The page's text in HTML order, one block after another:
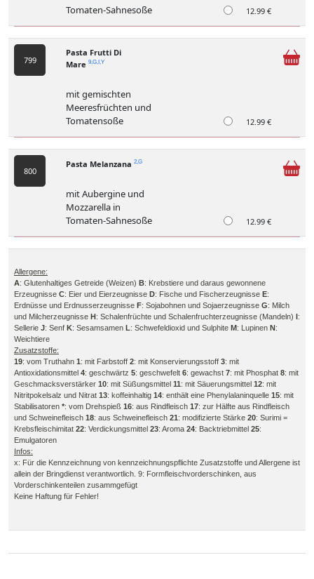
Tomaten-Sahnesoße
12.99 €
799
Pasta Frutti Di
Mare 9,G,I,Y
mit gemischten
Meeresfrüchten und
Tomatensoße
12.99 €
800
Pasta Melanzana 2,G
mit Aubergine und
Mozzarella in
Tomaten-Sahnesoße
12.99 €
Allergene:
A: Glutenhaltiges Getreide (Weizen) B: Krebstiere und daraus gewonnene
Erzeugnisse C: Eier und Eierzeugnisse D: Fische und Fischerzeugnisse E:
Erdnüsse und Erdnusserzeugnisse F: Sojabohnen und Sojaerzeugnisse G: Milch
und Milcherzeugnisse H: Schalenfrüchte und Schalenfruchterzeugnisse (Mandeln) I:
Sellerie J: Senf K: Sesamsamen L: Schwefeldioxid und Sulphite M: Lupinen N:
Weichtiere
Zusatzstoffe:
19: vom Truthahn 1: mit Farbstoff 2: mit Konservierungsstoff 3: mit
Antioxidationsmittel 4: geschwärtz 5: geschwefelt 6: gewachst 7: mit Phosphat 8: mit
Geschmacksverstärker 10: mit Süßungsmittel 11: mit Säuerungsmittel 12: mit
Nitritpokelsalz und Nitrat 13: koffeinhaltig 14: enthält eine Phenylalaninquelle 15: mit
Stabilisatoren *: vom Drehspieß 16: aus Rindfleisch 17: zur Hälfte aus Rindfleisch
und Schweinefleisch 18: aus Schweinefleisch 21: modifizierte Stärke 20: Surimi =
Krebsfleischimitat 22: Verdickungsmittel 23: Aroma 24: Backtriebmittel 25:
Emulgatoren
Infos:
x: Für die Kennzeichnung von kennzeichnungspflichte Zusatzstoffe und Allergene ist
allein der Bringdienst verantwortlich. 9: Formfleischvorderschinken, aus
Vorderschinkenteilen zusammgefügt
Keine Haftung für Fehler!